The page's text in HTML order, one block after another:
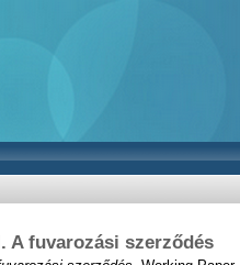
A fuvarozási szerződés